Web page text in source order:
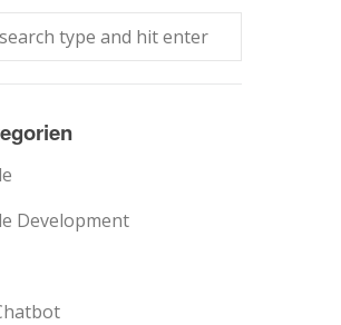
Development